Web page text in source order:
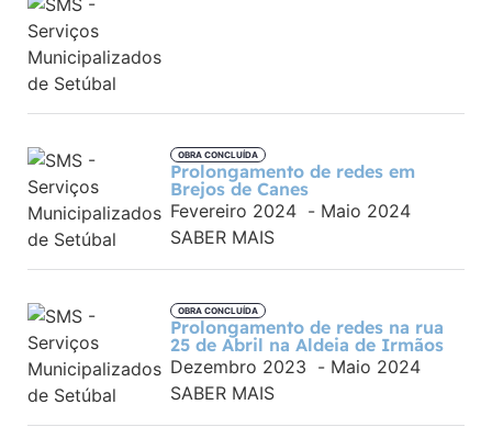
OBRA CONCLUÍDA
Prolongamento de redes em
Brejos de Canes
Fevereiro 2024 - Maio 2024
SABER MAIS
OBRA CONCLUÍDA
Prolongamento de redes na rua
25 de Abril na Aldeia de Irmãos
Dezembro 2023 - Maio 2024
SABER MAIS